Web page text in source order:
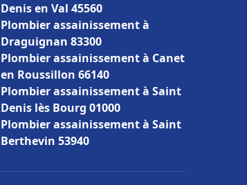
Denis en Val 45560
Plombier assainissement à
Draguignan 83300
Plombier assainissement à Canet
en Roussillon 66140
Plombier assainissement à Saint
Denis lès Bourg 01000
Plombier assainissement à Saint
Berthevin 53940